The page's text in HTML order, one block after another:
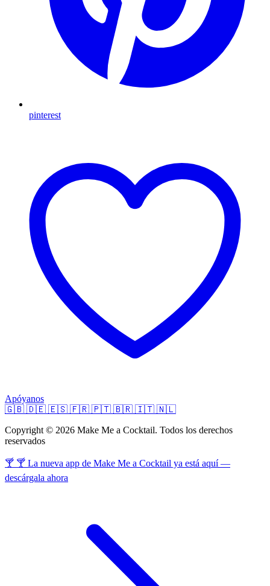
pinterest
Apóyanos
🇬🇧 🇩🇪 🇪🇸 🇫🇷 🇵🇹 🇧🇷 🇮🇹 🇳🇱
Copyright © 2026 Make Me a Cocktail. Todos los derechos
reservados
🍸 🍸 La nueva app de Make Me a Cocktail ya está aquí —
descárgala ahora